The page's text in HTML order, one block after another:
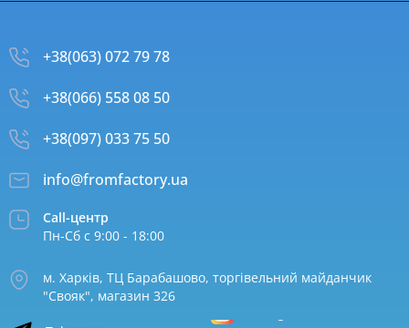
+38(063) 072 79 78
+38(066) 558 08 50
+38(097) 033 75 50
info@fromfactory.ua
Call-центр
Пн-Сб с 9:00 - 18:00
м. Харків, ТЦ Барабашово, торгівельний майданчик
"Свояк", магазин 326